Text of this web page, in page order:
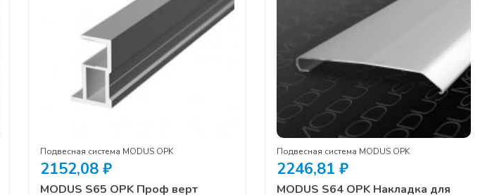
Подвесная система MODUS OPK
2152,08 ₽
MODUS S65 OPK Проф верт
Подвесная система MODUS OPK
2246,81 ₽
MODUS S64 OPK Накладка для